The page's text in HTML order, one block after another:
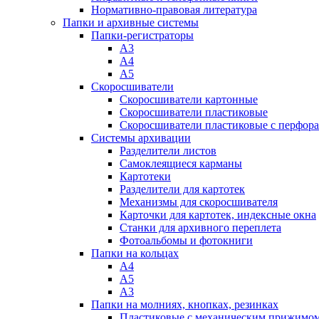
Нормативно-правовая литература
Папки и архивные системы
Папки-регистраторы
А3
А4
А5
Скоросшиватели
Скоросшиватели картонные
Скоросшиватели пластиковые
Скоросшиватели пластиковые с
Системы архивации
Разделители листов
Самоклеящиеся карманы
Картотеки
Разделители для картотек
Механизмы для скоросшивателя
Карточки для картотек, индексные окна
Станки для архивного переплета
Фотоальбомы и фотокниги
Папки на кольцах
А4
А5
А3
Папки на молниях, кнопках, резинках